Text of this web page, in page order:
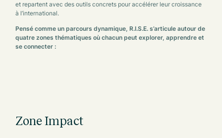
et repartent avec des outils concrets pour accélérer leur croissance
à l’international.
Pensé comme un parcours dynamique, R.I.S.E. s’articule autour de
quatre zones thématiques où chacun peut explorer, apprendre et
se connecter :
Zone Impact